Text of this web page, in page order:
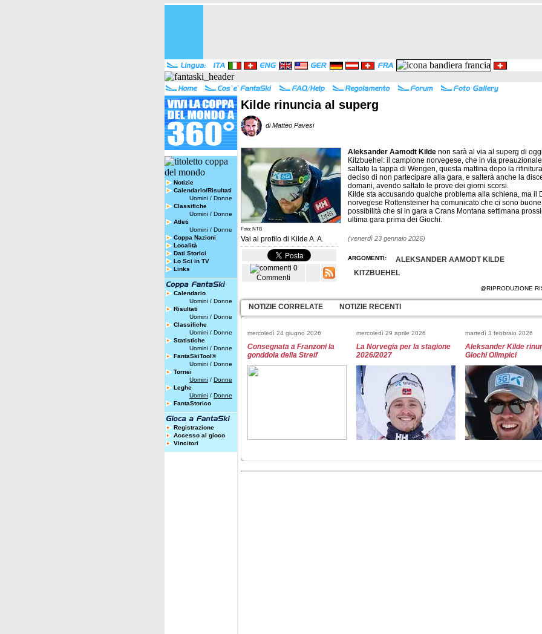
Notizie
Calendario/Risultati
Uomini / Donne
Classifiche
Uomini / Donne
Atleti
Uomini / Donne
Coppa Nazioni
Località
Dati Storici
Lo Sci in TV
Links
Calendario
Uomini / Donne
Risultati
Uomini / Donne
Classifiche
Uomini / Donne
Statistiche
Uomini / Donne
FantaSkiTool®
Uomini / Donne
Tornei
Uomini / Donne
Leghe
Uomini / Donne
FantaStorico
Registrazione
Accesso al gioco
Vincitori
Kilde rinuncia al superg
di Matteo Pavesi
Foto: NTB
Vai al profilo di Kilde A. A.
0
Commenti
Aleksander Aamodt Kilde non sarà al via al superg di
Kitzbuehel: il campione norvegese, che in via
saltato la tappa di Wengen, questa mattina dopo la
deciso di non partecipare alla gara, e salterà anche la
domani, avendo saltato le prove dei giorni scorsi.
Kilde sta accusando qualche problema alla schiena, ma il
norvegese Rottensteiner ha comunicato che ci sono buone
possibilità che si in gara a Crans Montana settimana
ultima gara prima dei Giochi.
(venerdì 23 gennaio 2026)
ARGOMENTI:
ALEKSANDER AAMODT KILDE
KITZBUEHEL
@RIPRODUZIONE
NOTIZIE CORRELATE NOTIZIE RECENTI
mercoledì 24 giugno 2026
Consegnata a Franzoni la
gonddola della Streif
mercoledì 29 aprile 2026
La Norvegia per la stagione
2026/2027
martedì 3 febbraio 2026
Aleksander Kilde
Giochi Olimpici